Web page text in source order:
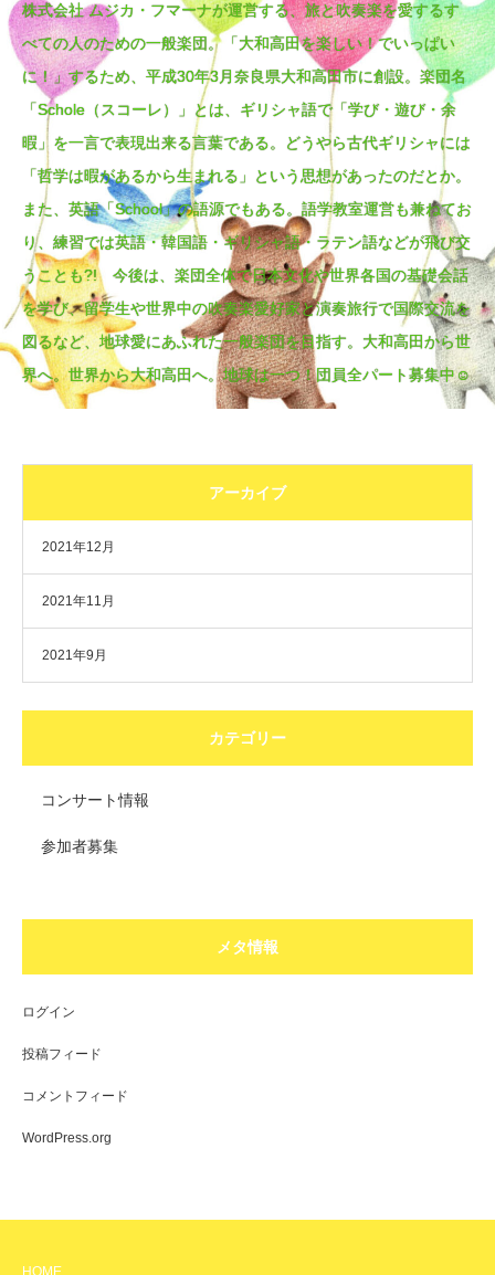
株式会社 ムジカ・フマーナが運営する、旅と吹奏楽を愛するす
べての人のための一般楽団。「大和高田を楽しい！でいっぱい
に！」するため、平成30年3月奈良県大和高田市に創設。楽団名
「Schole（スコーレ）」とは、ギリシャ語で「学び・遊び・余
暇」を一言で表現出来る言葉である。どうやら古代ギリシャには
「哲学は暇があるから生まれる」という思想があったのだとか。
また、英語「School」の語源でもある。語学教室運営も兼ねてお
り、練習では英語・韓国語・ギリシャ語・ラテン語などが飛び交
うことも?! 今後は、楽団全体で日本文化や世界各国の基礎会話
を学び、留学生や世界中の吹奏楽愛好家と演奏旅行で国際交流を
図るなど、地球愛にあふれた一般楽団を目指す。大和高田から世
界へ。世界から大和高田へ。地球は一つ！団員全パート募集中☺
アーカイブ
2021年12月
2021年11月
2021年9月
カテゴリー
コンサート情報
参加者募集
メタ情報
ログイン
投稿フィード
コメントフィード
WordPress.org
HOME